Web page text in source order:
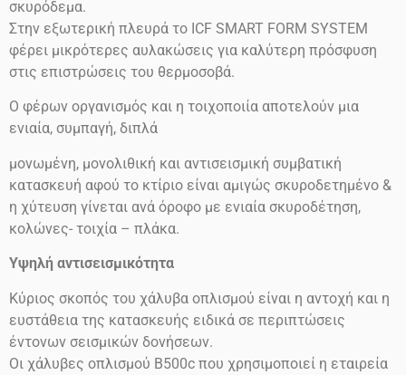
σκυρόδεμα.
Στην εξωτερική πλευρά το ICF SMART FORM SYSTEM
φέρει μικρότερες αυλακώσεις για καλύτερη πρόσφυση
στις επιστρώσεις του θερμοσοβά.
Ο φέρων οργανισμός και η τοιχοποιία αποτελούν μια
ενιαία, συμπαγή, διπλά
μονωμένη, μονολιθική και αντισεισμική συμβατική
κατασκευή αφού το κτίριο είναι αμιγώς σκυροδετημένο &
η χύτευση γίνεται ανά όροφο με ενιαία σκυροδέτηση,
κολώνες- τοιχία – πλάκα.
Υψηλή αντισεισμικότητα
Κύριος σκοπός του χάλυβα οπλισμού είναι η αντοχή και η
ευστάθεια της κατασκευής ειδικά σε περιπτώσεις
έντονων σεισμικών δονήσεων.
Οι χάλυβες οπλισμού Β500c που χρησιμοποιεί η εταιρεία